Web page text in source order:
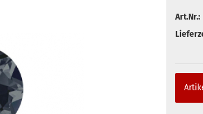
Art.Nr.: